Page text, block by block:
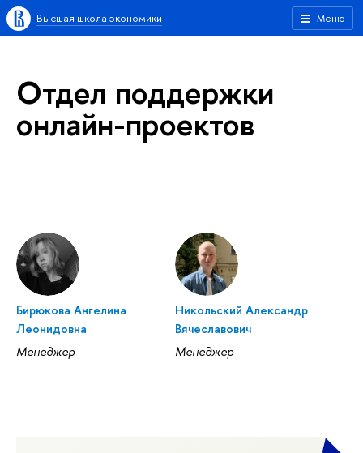
Меню
Высшая школа экономики
Отдел поддержки
онлайн-проектов
Бирюкова Ангелина
Леонидовна
Менеджер
Никольский Александр
Вячеславович
Менеджер